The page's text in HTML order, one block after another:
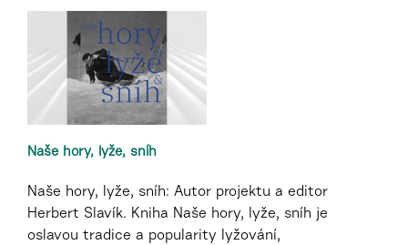
Naše hory, lyže, sníh
Naše hory, lyže, sníh: Autor projektu a editor
Herbert Slavík. Kniha Naše hory, lyže, sníh je
oslavou tradice a popularity lyžování,